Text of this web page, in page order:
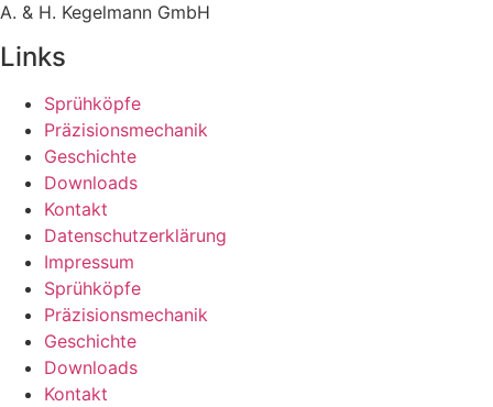
A. & H. Kegelmann GmbH
Links
Sprühköpfe
Präzisionsmechanik
Geschichte
Downloads
Kontakt
Datenschutzerklärung
Impressum
Sprühköpfe
Präzisionsmechanik
Geschichte
Downloads
Kontakt